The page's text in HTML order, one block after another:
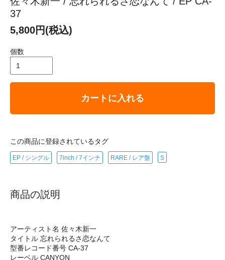
37
5,800円(税込)
個数
カートに入れる
この商品に登録されているタグ
EP / シングル 7inch / 7インチ RARE / レア盤 S
商品の説明
アーティスト名 佐々木新一
タイトル 忘れられるさ恋なんて
型番レコード番号 CA-37
レーベル CANYON